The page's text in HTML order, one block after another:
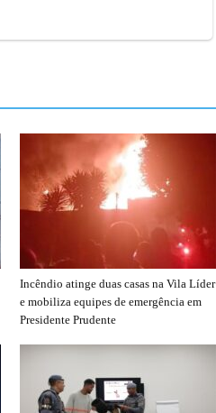
Incêndio atinge duas casas na Vila Líder
e mobiliza equipes de emergência em
Presidente Prudente